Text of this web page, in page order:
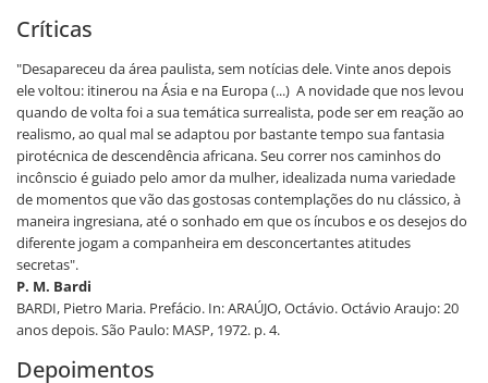
Críticas
"Desapareceu da área paulista, sem notícias dele. Vinte anos depois
ele voltou: itinerou na Ásia e na Europa (...) A novidade que nos levou
quando de volta foi a sua temática surrealista, pode ser em reação ao
realismo, ao qual mal se adaptou por bastante tempo sua fantasia
pirotécnica de descendência africana. Seu correr nos caminhos do
incônscio é guiado pelo amor da mulher, idealizada numa variedade
de momentos que vão das gostosas contemplações do nu clássico, à
maneira ingresiana, até o sonhado em que os íncubos e os desejos do
diferente jogam a companheira em desconcertantes atitudes
secretas".
P. M. Bardi
BARDI, Pietro Maria. Prefácio. In: ARAÚJO, Octávio. Octávio Araujo: 20
anos depois. São Paulo: MASP, 1972. p. 4.
Depoimentos